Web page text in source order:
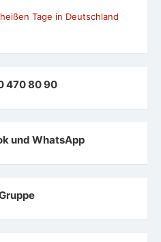
Tage in Deutschland
470 80 90
und WhatsApp